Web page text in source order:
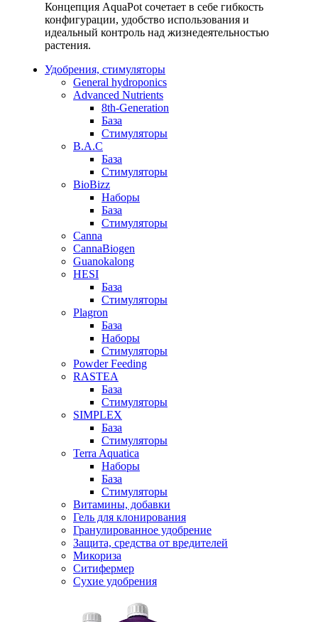
Концепция AquaPot сочетает в себе гибкость
конфигурации, удобство использования и
идеальный контроль над жизнедеятельностью
растения.
Удобрения, стимуляторы
General hydroponics
Advanced Nutrients
8th-Generation
База
Стимуляторы
B.A.C
База
Стимуляторы
BioBizz
Наборы
База
Стимуляторы
Canna
CannaBiogen
Guanokalong
HESI
База
Стимуляторы
Plagron
База
Наборы
Стимуляторы
Powder Feeding
RASTEA
База
Стимуляторы
SIMPLEX
База
Стимуляторы
Terra Aquatica
Наборы
База
Стимуляторы
Витамины, добавки
Гель для клонирования
Гранулированное удобрение
Защита, средства от вредителей
Микориза
Ситифермер
Сухие удобрения